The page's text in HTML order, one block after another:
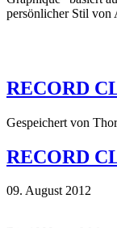
persönlicher Stil von
RECORD
Gespeichert von
RECORD
09. August 2012